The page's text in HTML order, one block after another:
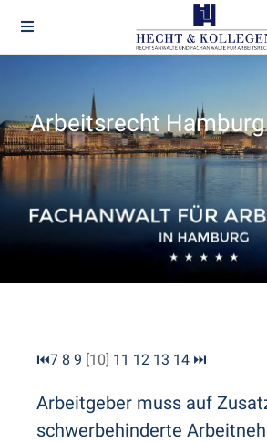
Arbeitsrecht
⏮7 8 9 [10] 11 12 13 14 ⏭
Arbeitgeber muss auf
schwerbehinderte